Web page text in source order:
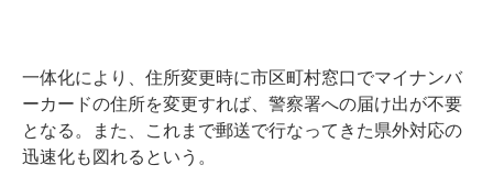
一体化により、住所変更時に市区町村窓口でマイナンバ
ーカードの住所を変更すれば、警察署への届け出が不要
となる。また、これまで郵送で行なってきた県外対応の
迅速化も図れるという。